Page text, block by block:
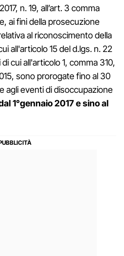
n. 19, all’art. 3 comma
ai fini della prosecuzione
al riconoscimento della
all'articolo 15 del d.lgs. n. 22
cui all'articolo 1, comma 310,
sono prorogate fino al 30
agli eventi di disoccupazione
1°gennaio 2017 e sino al